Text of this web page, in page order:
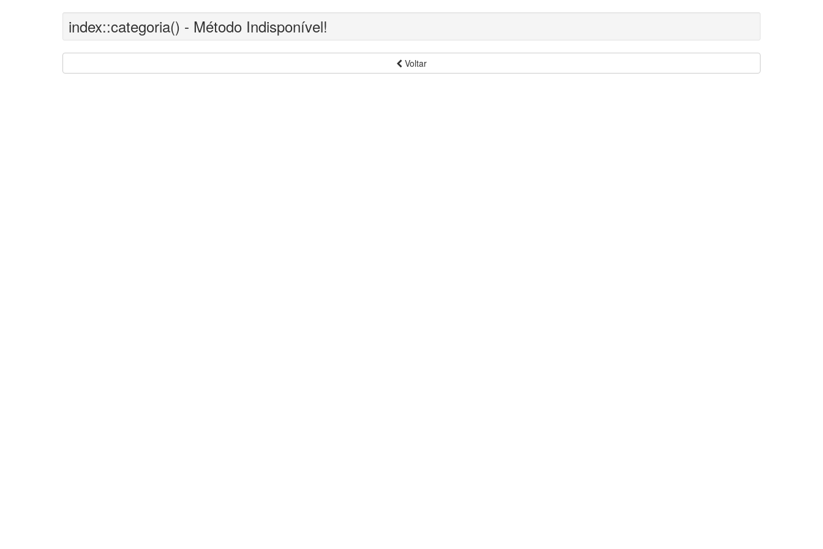
index::categoria() - Método Indisponível!
Voltar